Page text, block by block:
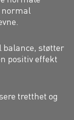
normal
støtter
positiv effekt
tretthet og